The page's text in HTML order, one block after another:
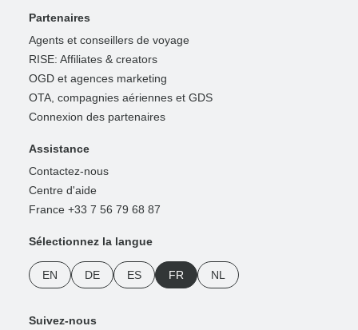
Partenaires
Agents et conseillers de voyage
RISE: Affiliates & creators
OGD et agences marketing
OTA, compagnies aériennes et GDS
Connexion des partenaires
Assistance
Contactez-nous
Centre d'aide
France +33 7 56 79 68 87
Sélectionnez la langue
EN DE ES FR NL
Suivez-nous